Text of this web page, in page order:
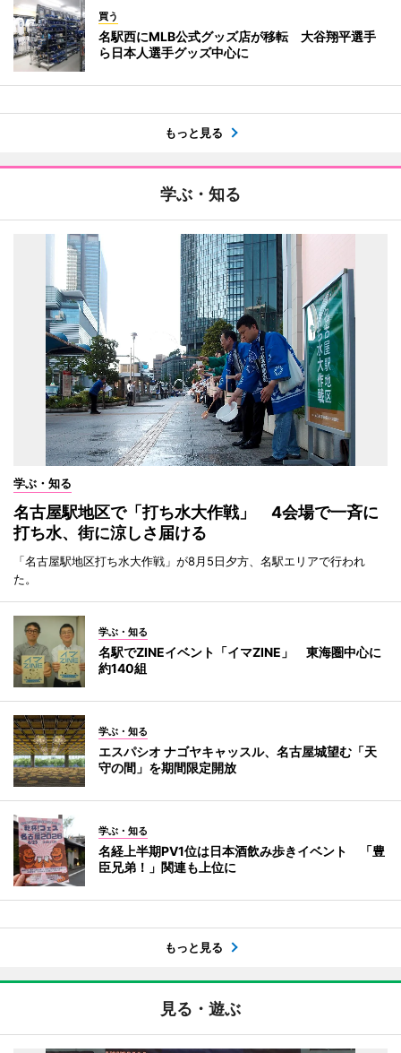
買う
名駅西にMLB公式グッズ店が移転 大谷翔平選手
ら日本人選手グッズ中心に
もっと見る
学ぶ・知る
学ぶ・知る
名古屋駅地区で「打ち水大作戦」 4会場で一斉に
打ち水、街に涼しさ届ける
「名古屋駅地区打ち水大作戦」が8月5日夕方、名駅エリアで行われ
た。
学ぶ・知る
名駅でZINEイベント「イマZINE」 東海圏中心に
約140組
学ぶ・知る
エスパシオ ナゴヤキャッスル、名古屋城望む「天
守の間」を期間限定開放
学ぶ・知る
名経上半期PV1位は日本酒飲み歩きイベント 「豊
臣兄弟！」関連も上位に
もっと見る
見る・遊ぶ